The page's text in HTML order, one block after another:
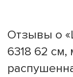
Отзывы о
6318 62 cм,